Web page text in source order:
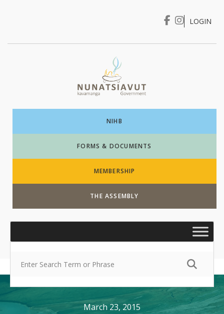
I WANT TO …
LOGIN
NIHB
FORMS & DOCUMENTS
MEMBERSHIP
THE ASSEMBLY
March 23, 2015